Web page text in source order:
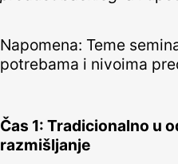
Napomena: Teme
potrebama i nivoima
Čas 1: Tradicionalno u
razmišljanje